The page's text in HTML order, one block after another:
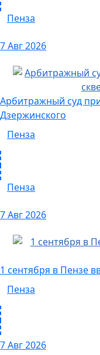
Пенза
7 Авг 2026
Арбитражный суд
Дзержинского
Пенза
Пенза
7 Авг 2026
1 сентября в Пензе
Пенза
7 Авг 2026